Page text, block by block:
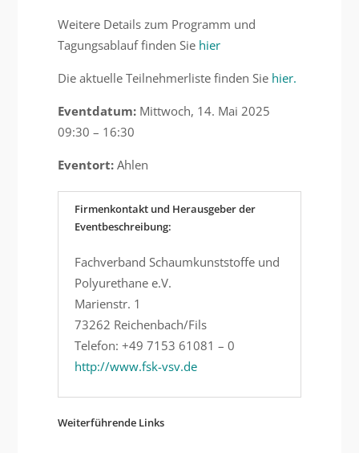
Weitere Details zum Programm und
Tagungsablauf finden Sie hier
Die aktuelle Teilnehmerliste finden Sie hier.
Eventdatum:Mittwoch, 14. Mai 2025
09:30 – 16:30
Eventort:Ahlen
Firmenkontakt und Herausgeber der
Eventbeschreibung:
Fachverband Schaumkunststoffe und
Polyurethane e.V.
Marienstr. 1
73262 Reichenbach/Fils
Telefon: +49 7153 61081 – 0
http://www.fsk-vsv.de
Weiterführende Links